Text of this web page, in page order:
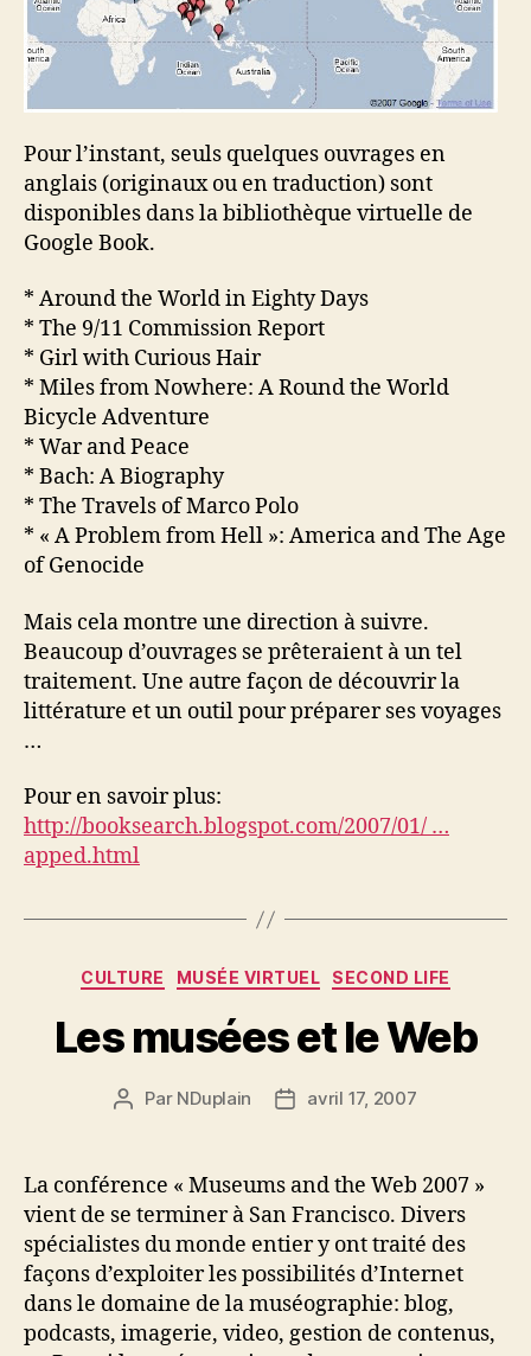
Pour l’instant, seuls quelques ouvrages en
anglais (originaux ou en traduction) sont
disponibles dans la bibliothèque virtuelle de
Google Book.
* Around the World in Eighty Days
* The 9/11 Commission Report
* Girl with Curious Hair
* Miles from Nowhere: A Round the World
Bicycle Adventure
* War and Peace
* Bach: A Biography
* The Travels of Marco Polo
* « A Problem from Hell »: America and The Age
of Genocide
Mais cela montre une direction à suivre.
Beaucoup d’ouvrages se prêteraient à un tel
traitement. Une autre façon de découvrir la
littérature et un outil pour préparer ses voyages
…
Pour en savoir plus:
http://booksearch.blogspot.com/2007/01/ …
apped.html
Catégories
CULTURE MUSÉE VIRTUEL SECOND LIFE
Les musées et le Web
Auteur
Par NDuplain
Dateavril 17, 2007
La conférence « Museums and the Web 2007 »
vient de se terminer à San Francisco. Divers
spécialistes du monde entier y ont traité des
façons d’exploiter les possibilités d’Internet
dans le domaine de la muséographie: blog,
podcasts, imagerie, video, gestion de contenus,